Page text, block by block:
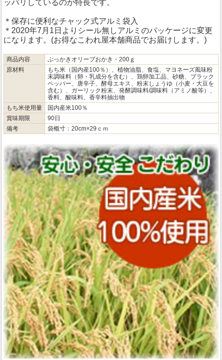
ッパリしているのが特長です。
＊保存に便利なチャック式アルミ袋入
＊2020年7月1日よりシール無しアルミのパッケージに変更
になります。(お得なこわれ屋本舗商品でお届けします。)
商品内容
ぶっかきオリーブおかき・200ｇ
原材料
もち米（国内産100％）、植物油脂、食塩、マヨネーズ風味粉
末調味料（卵・乳成分を含む）、鶏卵加工品、砂糖、ブラック
ペッパー、唐辛子、酵母エキス、粉末しょうゆ（小麦・大豆を
含む）、ガーリック粉末、発酵調味料/調味料（アミノ酸等）、
香料、酸味料、香辛料抽出物
もち米使用量
国内産米100％
賞味期限
90日
備考
袋概寸：20cm×29ｃｍ